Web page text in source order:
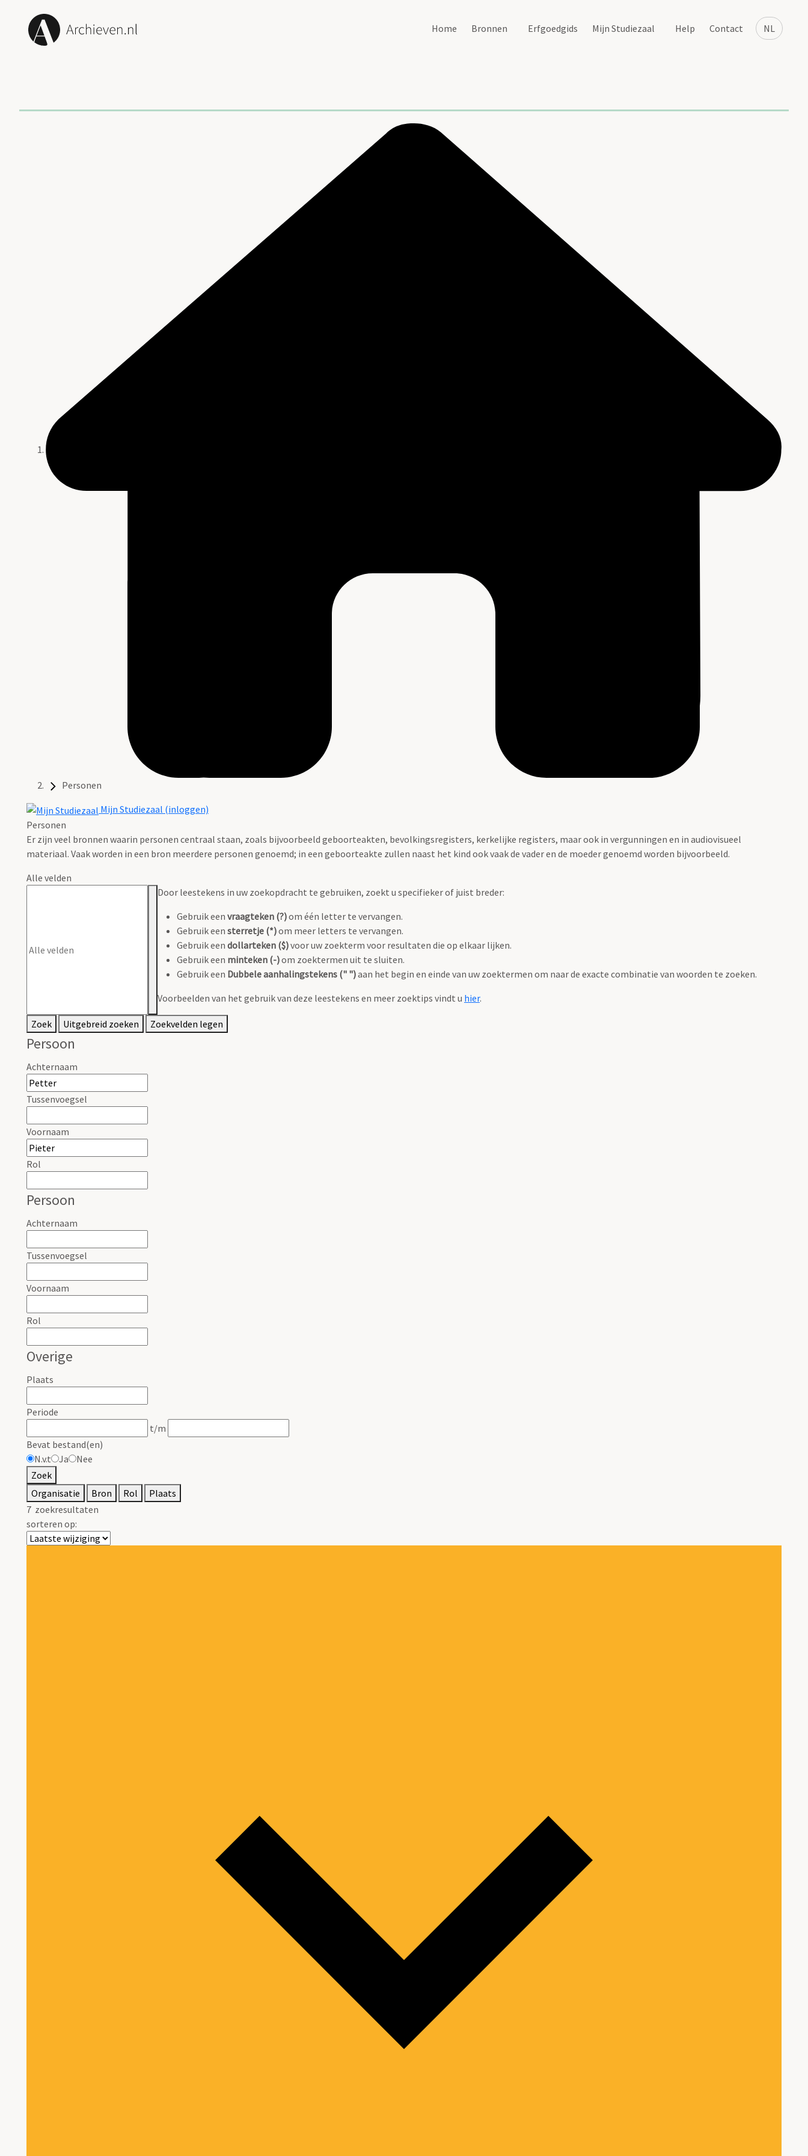
NL
Home Bronnen Erfgoedgids Mijn Studiezaal Help Contact
Personen
Mijn Studiezaal (inloggen)
Personen
Er zijn veel bronnen waarin personen centraal staan, zoals bijvoorbeeld geboorteakten, bevolkingsregisters, kerkelijke registers, maar ook in vergunningen en in audiovisueel
materiaal. Vaak worden in een bron meerdere personen genoemd; in een geboorteakte zullen naast het kind ook vaak de vader en de moeder genoemd worden bijvoorbeeld.
Alle velden
Door leestekens in uw zoekopdracht te gebruiken, zoekt u specifieker of juist breder:
Gebruik een vraagteken (?)om één letter te vervangen.
Gebruik een sterretje (*)om meer letters te vervangen.
Gebruik een dollarteken ($)voor uw zoekterm voor resultaten die op elkaar lijken.
Gebruik een minteken (-)om zoektermen uit te sluiten.
Gebruik een Dubbele aanhalingstekens (" ")aan het begin en einde van uw zoektermen om naar de exacte combinatie van woorden te zoeken.
Voorbeelden van het gebruik van deze leestekens en meer zoektips vindt u hier.
Zoek Uitgebreid zoeken Zoekvelden legen
Persoon
Achternaam
Tussenvoegsel
Voornaam
Rol
Persoon
Achternaam
Tussenvoegsel
Voornaam
Rol
Overige
Plaats
Periode
t/m
Bevat bestand(en)
N.v.t
Ja
Nee
Zoek
Organisatie
Bron Rol
Plaats
7 zoekresultaten
sorteren op: